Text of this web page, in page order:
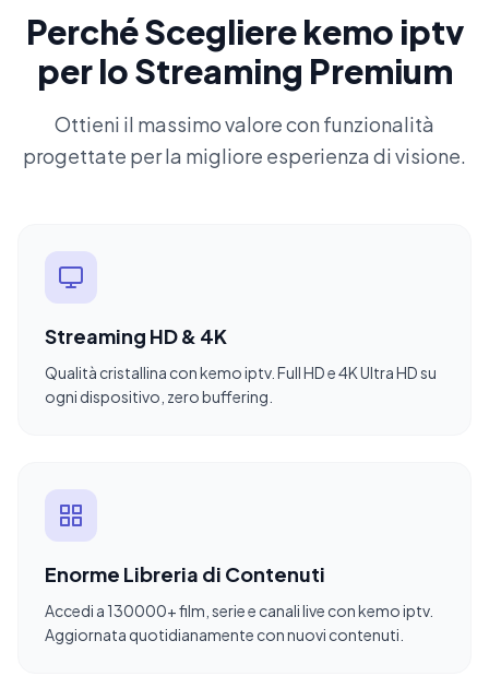
Perché Scegliere kemo iptv
per lo Streaming Premium
Ottieni il massimo valore con funzionalità
progettate per la migliore esperienza di visione.
Streaming HD & 4K
Qualità cristallina con kemo iptv. Full HD e 4K Ultra HD su
ogni dispositivo, zero buffering.
Enorme Libreria di Contenuti
Accedi a 130000+ film, serie e canali live con kemo iptv.
Aggiornata quotidianamente con nuovi contenuti.